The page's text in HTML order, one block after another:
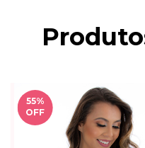
55%
OFF